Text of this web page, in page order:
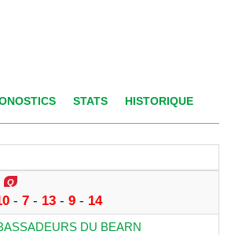
STATS HISTORIQUE
- 7- 13- 9- 14
DU BEARN